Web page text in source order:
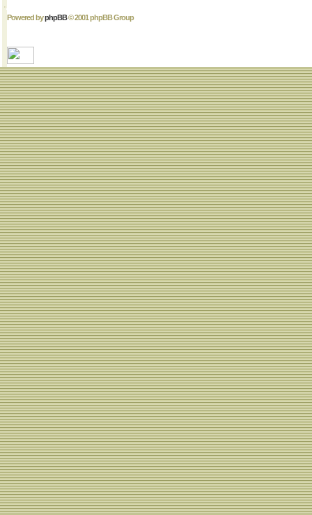
Powered byphpBB© 2001 phpBB Group